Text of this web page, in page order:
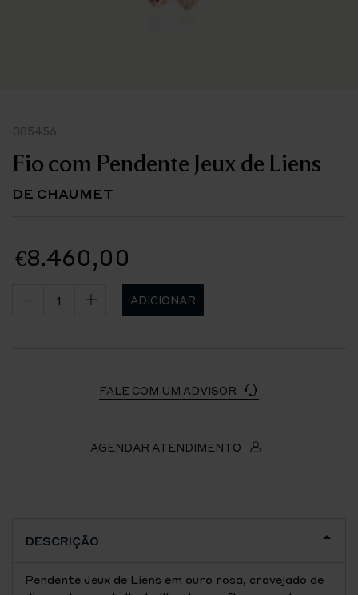
085456
Fio com Pendente Jeux de Liens
DE CHAUMET
€8.460,00
ADICIONAR
FALE COM UM ADVISOR
AGENDAR ATENDIMENTO
DESCRIÇÃO
Pendente Jeux de Liens em ouro rosa, cravejado de